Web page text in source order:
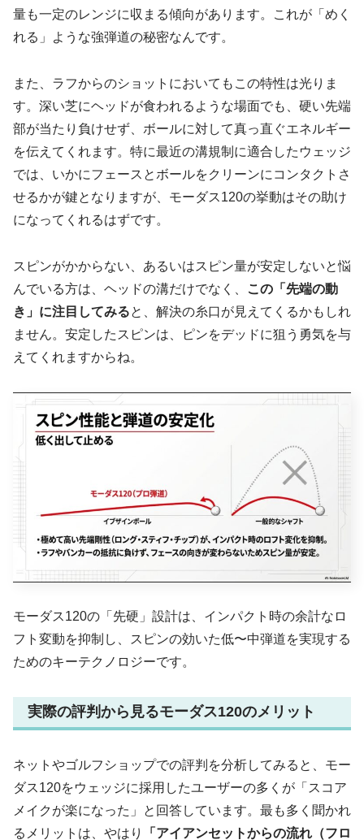
量も一定のレンジに収まる傾向があります。これが「めく
れる」ような強弾道の秘密なんです。
また、ラフからのショットにおいてもこの特性は光りま
す。深い芝にヘッドが食われるような場面でも、硬い先端
部が当たり負けせず、ボールに対して真っ直ぐエネルギー
を伝えてくれます。特に最近の溝規制に適合したウェッジ
では、いかにフェースとボールをクリーンにコンタクトさ
せるかが鍵となりますが、モーダス120の挙動はその助け
になってくれるはずです。
スピンがかからない、あるいはスピン量が安定しないと悩
んでいる方は、ヘッドの溝だけでなく、
この「先端の動
き」に注目してみると、解決の糸口が見えてくるかもしれ
ません。安定したスピンは、ピンをデッドに狙う勇気を与
えてくれますからね。
モーダス120の「先硬」設計は、インパクト時の余計なロ
フト変動を抑制し、スピンの効いた低〜中弾道を実現する
ためのキーテクノロジーです。
実際の評判から見るモーダス120のメリット
ネットやゴルフショップでの評判を分析してみると、モー
ダス120をウェッジに採用したユーザーの多くが「スコア
メイクが楽になった」と回答しています。最も多く聞かれ
るメリットは、やはり
「アイアンセットからの流れ（フロ